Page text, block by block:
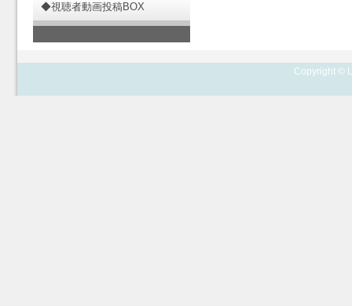
◆視聴者動画投稿BOX
Copyright ©